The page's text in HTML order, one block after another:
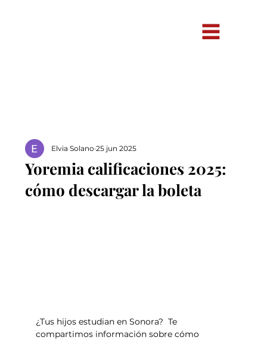
Yoremia calificaciones 2025:
cómo descargar la boleta
Elvia Solano 25 jun 2025
¿Tus hijos estudian en Sonora?  Te
compartimos información sobre cómo